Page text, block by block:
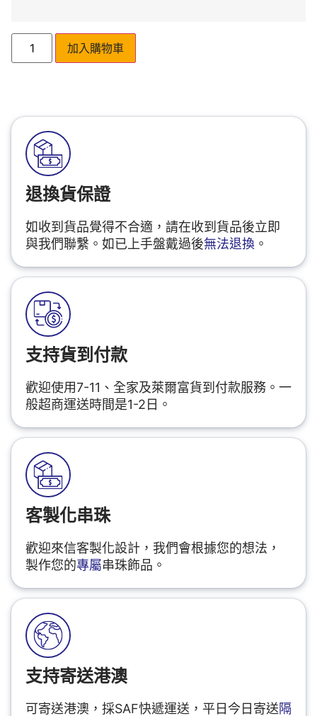
加入購物車
退換貨保證
如收到貨品覺得不合適，請在收到貨品後立即
與我們聯繫。如已上手盤戴過後無法退換 。
支持貨到付款
歡迎使用7-11、全家及萊爾富貨到付款服務。一
般超商運送時間是1-2日。
客製化串珠
歡迎來信客製化設計，我們會根據您的想法，
製作您的專屬串珠飾品。
支持寄送港澳
可寄送港澳，採SAF快遞運送，平日今日寄送隔